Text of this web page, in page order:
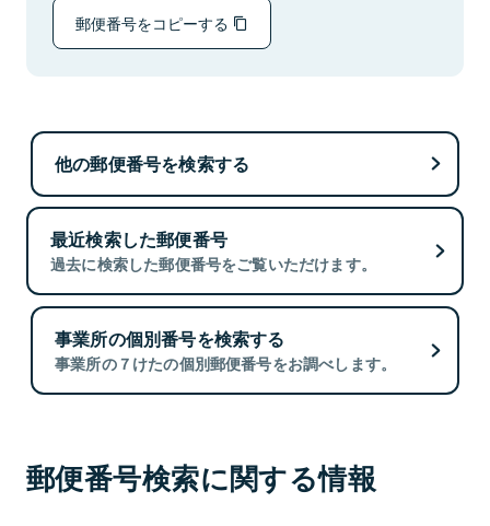
郵便番号をコピーする
他の郵便番号を検索する
最近検索した郵便番号
過去に検索した郵便番号をご覧いただけます。
事業所の個別番号を検索する
事業所の７けたの個別郵便番号をお調べします。
郵便番号検索に関する情報